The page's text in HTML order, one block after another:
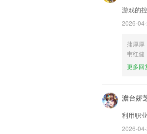
游戏的
2026-
蒲厚厚
韦红健
更多回
澹台娇
利用职
2026-